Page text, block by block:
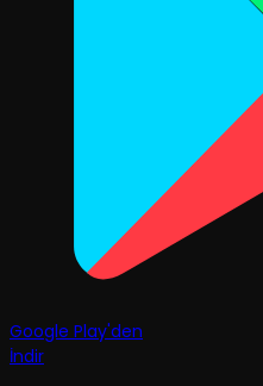
Google Play'den
İndir